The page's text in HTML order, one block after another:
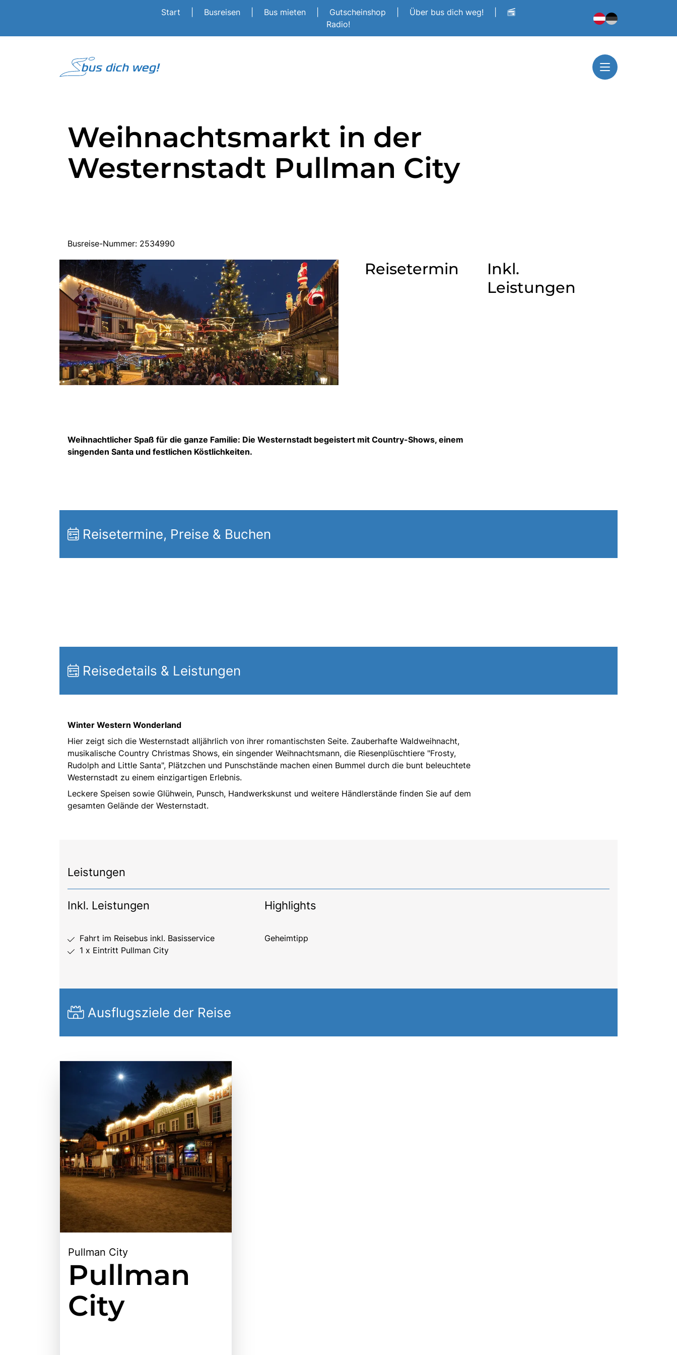
Start Busreisen Bus mieten Gutscheinshop Über bus dich weg!
Radio!
Weihnachtsmarkt in der
Westernstadt Pullman City
Busreise-Nummer: 2534990
Reisetermin
Inkl.
Leistungen
Weihnachtlicher Spaß für die ganze Familie: Die Westernstadt begeistert mit Country-Shows, einem
singenden Santa und festlichen Köstlichkeiten.
Reisetermine, Preise & Buchen
Reisedetails & Leistungen
Winter Western Wonderland
Hier zeigt sich die Westernstadt alljährlich von ihrer romantischsten Seite. Zauberhafte Waldweihnacht,
musikalische Country Christmas Shows, ein singender Weihnachtsmann, die Riesenplüschtiere "Frosty,
Rudolph and Little Santa", Plätzchen und Punschstände machen einen Bummel durch die bunt beleuchtete
Westernstadt zu einem einzigartigen Erlebnis.
Leckere Speisen sowie Glühwein, Punsch, Handwerkskunst und weitere Händlerstände finden Sie auf dem
gesamten Gelände der Westernstadt.
Leistungen
Inkl. Leistungen
Fahrt im Reisebus inkl. Basisservice
1 x Eintritt Pullman City
Highlights
Geheimtipp
Ausflugsziele der Reise
Pullman City
Pullman
City